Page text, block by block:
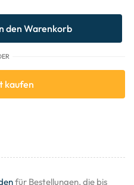
den Warenkorb
kaufen
für Bestellungen, die bis